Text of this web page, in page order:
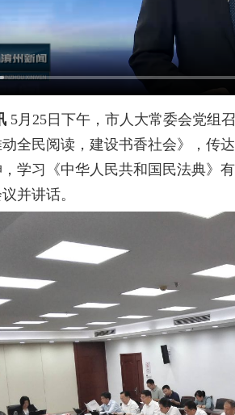
5月25日下午，市人大常委会党组
全民阅读，建设书香社会》，传
学习《中华人民共和国民法典》
并讲话。